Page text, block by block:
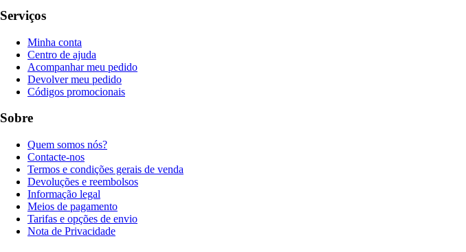
Serviços
Minha conta
Centro de ajuda
Acompanhar meu pedido
Devolver meu pedido
Códigos promocionais
Sobre
Quem somos nós?
Contacte-nos
Termos e condições gerais de venda
Devoluções e reembolsos
Informação legal
Meios de pagamento
Tarifas e opções de envio
Nota de Privacidade